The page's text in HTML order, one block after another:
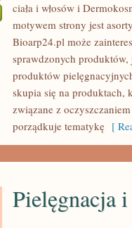
PIELĘGNACJA
CIAŁA
WŁOSÓW
ciała i włosów i
motywem strony jest
Bioarp24.pl może
sprawdzonych
produktów
skupia się na produktach,
związane z
porządkuje tematykę [
Pielęgnacja